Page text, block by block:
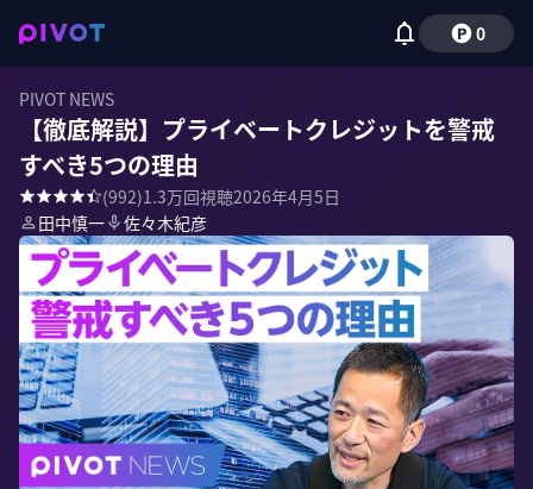
0
PIVOT NEWS
【徹底解説】プライベートクレジットを警戒
すべき5つの理由
(992)1.3万回視聴2026年4月5日
田中慎一
佐々木紀彦